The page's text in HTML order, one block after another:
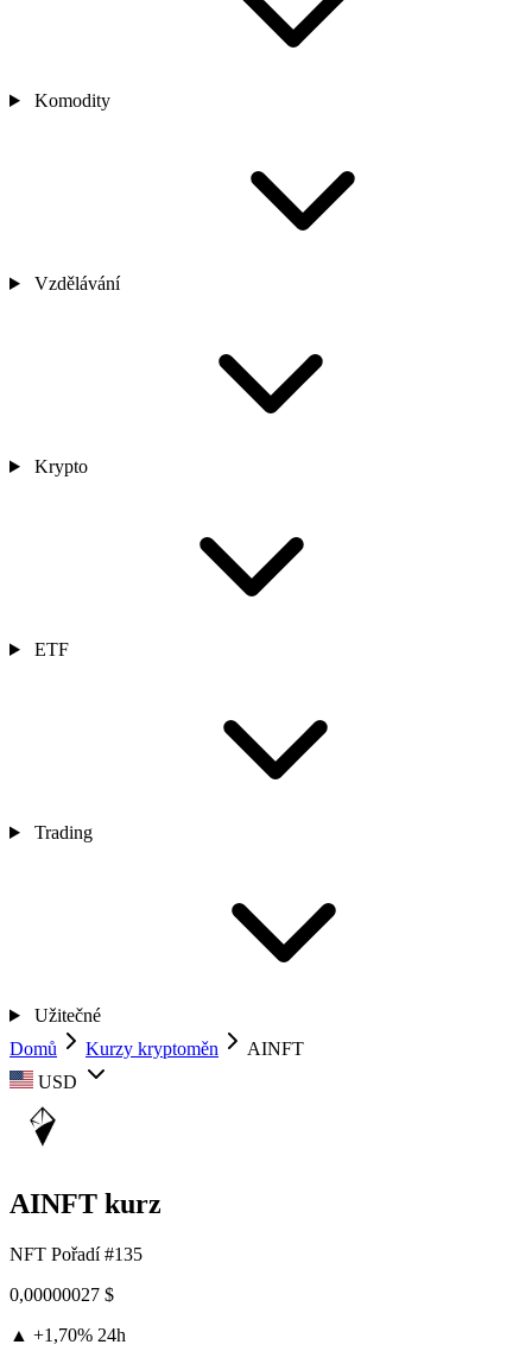
Komodity
Vzdělávání
Krypto
ETF
Trading
Užitečné
Domů
Kurzy kryptoměn
AINFT
USD
AINFT kurz
NFT Pořadí #135
0,00000027 $
▲ +1,70% 24h